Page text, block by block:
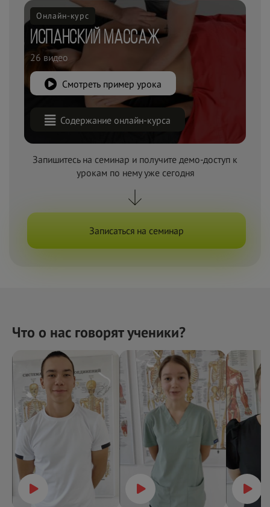
Онлайн-курс
Испанский массаж
26 видео
Смотреть пример урока
Содержание онлайн-курса
Запишитесь на семинар и получите демо-доступ к
урокам по нему уже сегодня
Записаться на семинар
Что о нас говорят ученики?